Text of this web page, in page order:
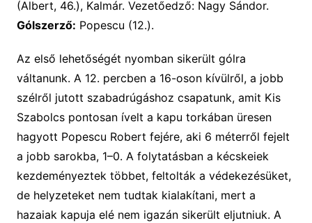
(Albert, 46.), Kalmár. Vezetőedző: Nagy Sándor.
Gólszerző: Popescu (12.).
Az első lehetőségét nyomban sikerült gólra
váltanunk. A 12. percben a 16-oson kívülről, a jobb
szélről jutott szabadrúgáshoz csapatunk, amit Kis
Szabolcs pontosan ívelt a kapu torkában üresen
hagyott Popescu Robert fejére, aki 6 méterről fejelt
a jobb sarokba, 1–0. A folytatásban a kécskeiek
kezdeményeztek többet, feltolták a védekezésüket,
de helyzeteket nem tudtak kialakítani, mert a
hazaiak kapuja elé nem igazán sikerült eljutniuk. A